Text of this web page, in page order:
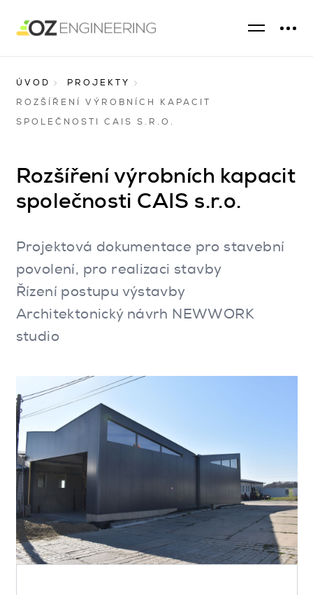
ÚVOD
PROJEKTY
ROZŠÍŘENÍ VÝROBNÍCH KAPACIT
SPOLEČNOSTI CAIS S.R.O.
Rozšíření výrobních kapacit
společnosti CAIS s.r.o.
Projektová dokumentace pro stavební
povolení, pro realizaci stavby
Řízení postupu výstavby
Architektonický návrh NEWWORK
studio